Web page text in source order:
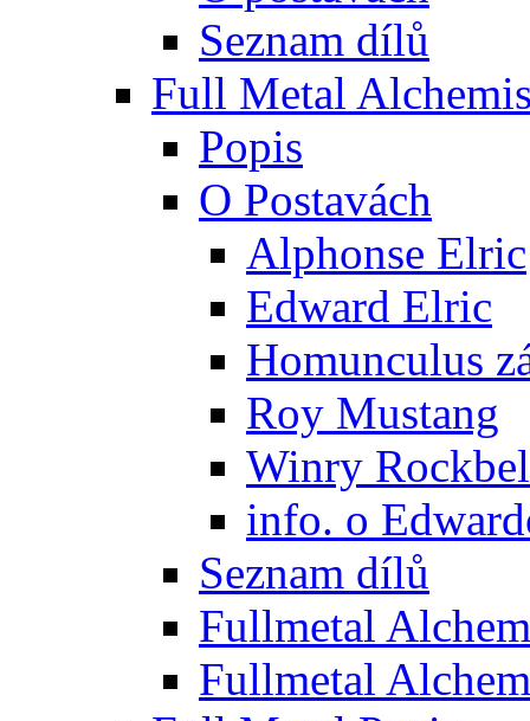
Seznam dílů
Full Metal
Popis
O Postavách
Alphonse Elric
Edward Elric
Homunculus
Roy Mustang
Winry
info. o
Seznam dílů
Fullmetal
Fullmetal